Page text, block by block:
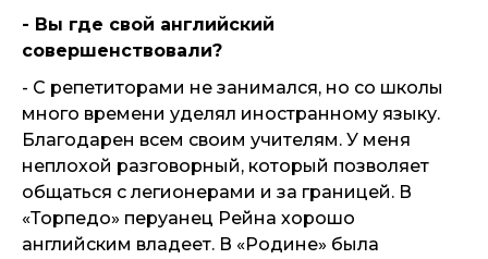
- Вы где свой английский
совершенствовали?
- С репетиторами не занимался, но со школы
много времени уделял иностранному языку.
Благодарен всем своим учителям. У меня
неплохой разговорный, который позволяет
общаться с легионерами и за границей. В
«Торпедо» перуанец Рейна хорошо
английским владеет. В «Родине» была